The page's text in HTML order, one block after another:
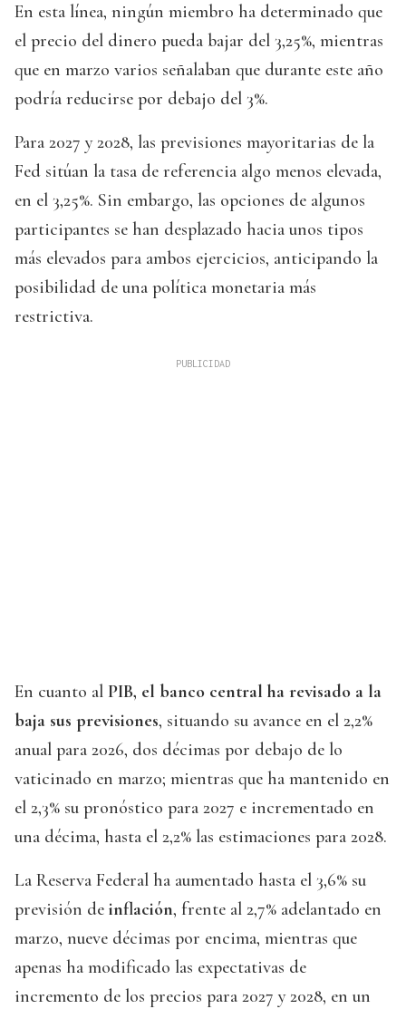
En esta línea, ningún miembro ha determinado que
el precio del dinero pueda bajar del 3,25%, mientras
que en marzo varios señalaban que durante este año
podría reducirse por debajo del 3%.
Para 2027 y 2028, las previsiones mayoritarias de la
Fed sitúan la tasa de referencia algo menos elevada,
en el 3,25%. Sin embargo, las opciones de algunos
participantes se han desplazado hacia unos tipos
más elevados para ambos ejercicios, anticipando la
posibilidad de una política monetaria más
restrictiva.
En cuanto al PIB, el banco central ha revisado a la
baja sus previsiones, situando su avance en el 2,2%
anual para 2026, dos décimas por debajo de lo
vaticinado en marzo; mientras que ha mantenido en
el 2,3% su pronóstico para 2027 e incrementado en
una décima, hasta el 2,2% las estimaciones para 2028.
La Reserva Federal ha aumentado hasta el 3,6% su
previsión de inflación, frente al 2,7% adelantado en
marzo, nueve décimas por encima, mientras que
apenas ha modificado las expectativas de
incremento de los precios para 2027 y 2028, en un